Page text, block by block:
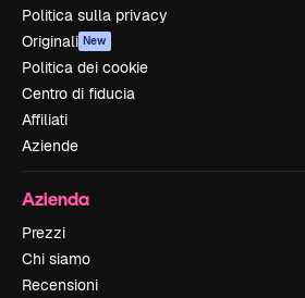
Politica sulla privacy
Originali New
Politica dei cookie
Centro di fiducia
Affiliati
Aziende
Azienda
Prezzi
Chi siamo
Recensioni